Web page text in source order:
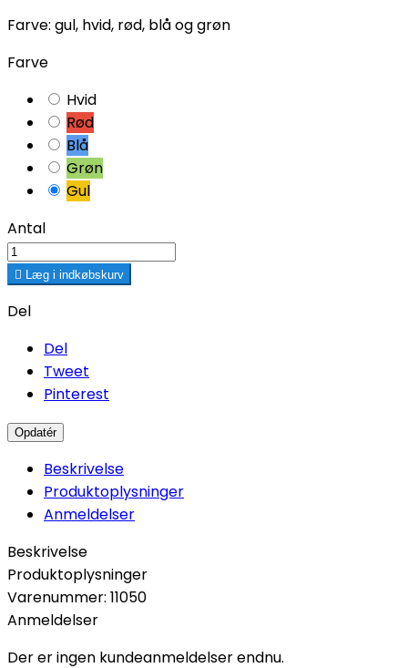
Farve: gul, hvid, rød, blå og grøn
Farve
Hvid
Rød
Blå
Grøn
Gul
Antal
 Læg i indkøbskurv
Del
Del
Tweet
Pinterest
Beskrivelse
Produktoplysninger
Anmeldelser
Beskrivelse
Produktoplysninger
Varenummer: 11050
Anmeldelser
Der er ingen kundeanmeldelser endnu.